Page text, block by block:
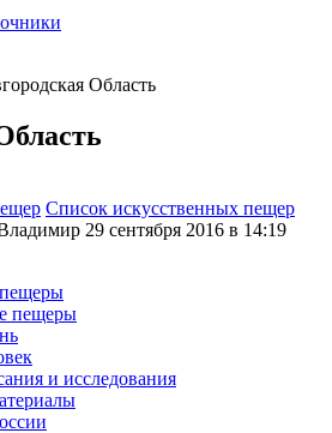
Область
Список искусственных пещер
29 сентября 2016 в 14:19
пещеры
и исследования